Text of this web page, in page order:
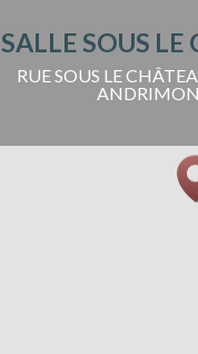
SALLE SOUS LE
RUE SOUS LE